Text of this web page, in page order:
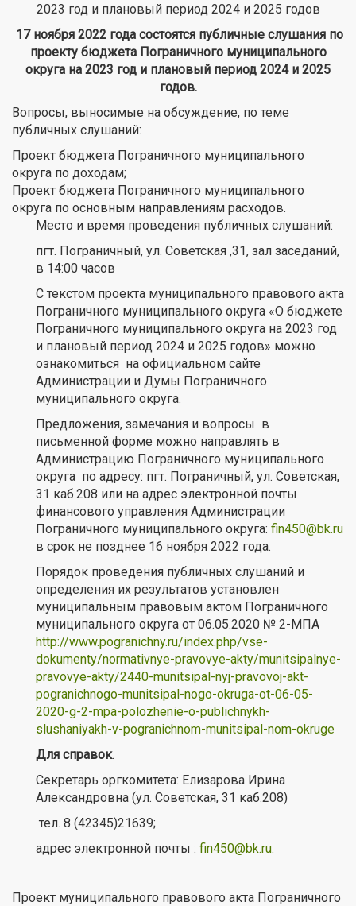
2023 год и плановый период 2024 и 2025 годов
17 ноября 2022 года состоятся публичные слушания по
проекту бюджета Пограничного муниципального
округа на 2023 год и плановый период 2024 и 2025
годов.
Вопросы, выносимые на обсуждение, по теме
публичных слушаний:
Проект бюджета Пограничного муниципального
округа по доходам;
Проект бюджета Пограничного муниципального
округа по основным направлениям расходов.
Место и время проведения публичных слушаний:
пгт. Пограничный, ул. Советская ,31, зал заседаний,
в 14:00 часов
С текстом проекта муниципального правового акта
Пограничного муниципального округа «О бюджете
Пограничного муниципального округа на 2023 год
и плановый период 2024 и 2025 годов» можно
ознакомиться на официальном сайте
Администрации и Думы Пограничного
муниципального округа.
Предложения, замечания и вопросы в
письменной форме можно направлять в
Администрацию Пограничного муниципального
округа по адресу: пгт. Пограничный, ул. Советская,
31 каб.208 или на адрес электронной почты
финансового управления Администрации
Пограничного муниципального округа: fin450@bk.ru
в срок не позднее 16 ноября 2022 года.
Порядок проведения публичных слушаний и
определения их результатов установлен
муниципальным правовым актом Пограничного
муниципального округа от 06.05.2020 № 2-МПА
http://www.pogranichny.ru/index.php/vse-
dokumenty/normativnye-pravovye-akty/munitsipalnye-
pravovye-akty/2440-munitsipal-nyj-pravovoj-akt-
pogranichnogo-munitsipal-nogo-okruga-ot-06-05-
2020-g-2-mpa-polozhenie-o-publichnykh-
slushaniyakh-v-pogranichnom-munitsipal-nom-okruge
Для справок.
Секретарь оргкомитета: Елизарова Ирина
Александровна (ул. Советская, 31 каб.208)
тел. 8 (42345)21639;
адрес электронной почты : fin450@bk.ru.
Проект муниципального правового акта Пограничного